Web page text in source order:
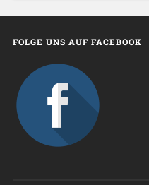
FOLGE UNS AUF FACEBOOK